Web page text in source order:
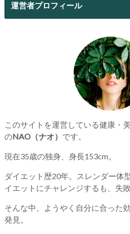
運営者プロフィール
このサイトを運営している健康・
のNAO（ナオ） です。
現在35歳の独身、身長153cm。
ダイエット歴20年。スレンダー体
イエットにチャレンジするも、失
そんな中、ようやく自分に合った
発見。